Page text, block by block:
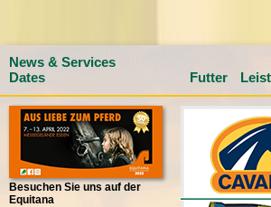
News & Services
Dates
Besuchen Sie uns auf der
Equitana
Futter